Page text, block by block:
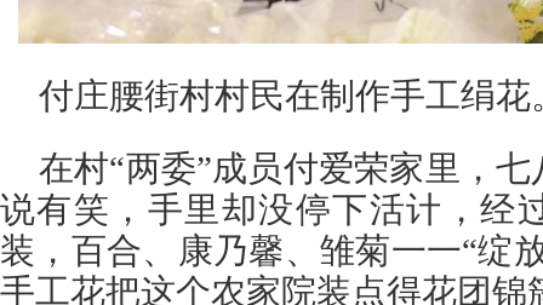
付庄腰街村村民在制作手工绢花
在村“两委”成员付爱荣家里，
说有笑，手里却没停下活计，经
装，百合、康乃馨、雏菊一一“绽
手工花把这个农家院装点得花团锦